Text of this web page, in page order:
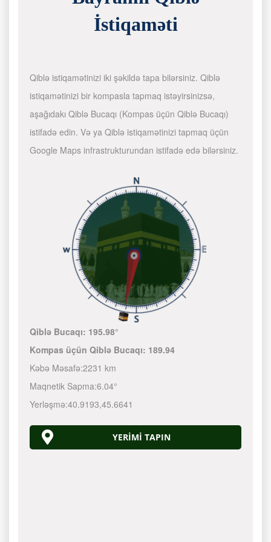
İstiqaməti
Qiblə istiqamətinizi iki şəkildə tapa bilərsiniz. Qiblə
istiqamətinizi bir kompasla tapmaq istəyirsinizsə,
aşağıdakı Qiblə Bucaqı (Kompas üçün Qiblə Bucaqı)
istifadə edin. Və ya Qiblə istiqamətinizi tapmaq üçün
Google Maps infrastrukturundan istifadə edə bilərsiniz.
Qiblə Bucaqı: 195.98°
Kompas üçün Qiblə Bucaqı: 189.94
Kəbə Məsafə:2231 km
Maqnetik Sapma:6.04°
Yerləşmə:40.9193,45.6641
YERIMI TAPIN